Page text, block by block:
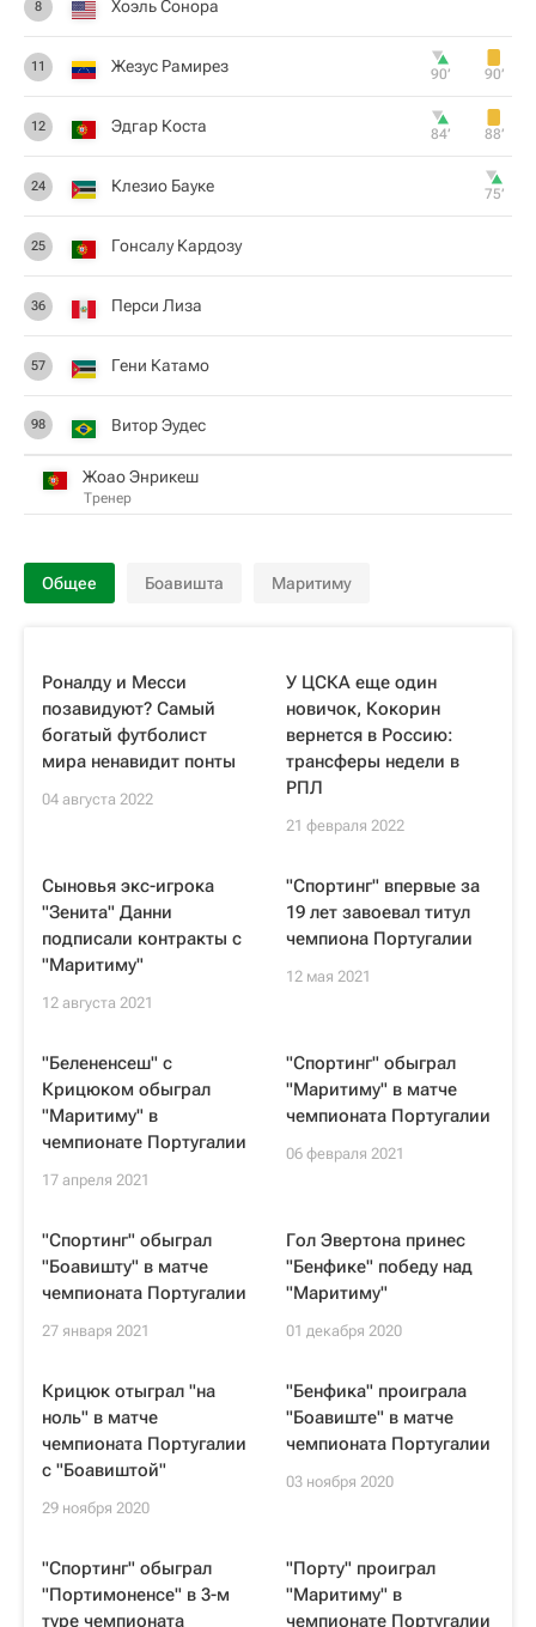
8 Хоэль Сонора
11 Жезус Рамирез 90‎’‎ 90‎’‎
12 Эдгар Коста 84‎’‎ 88‎’‎
24 Клезио Бауке 75‎’‎
25 Гонсалу Кардозу
36 Перси Лиза
57 Гени Катамо
98 Витор Эудес
Жоао Энрикеш
Тренер
Общее Боавишта Маритиму
Роналду и Месси
позавидуют? Самый
богатый футболист
мира ненавидит понты
04 августа 2022
У ЦСКА еще один
новичок, Кокорин
вернется в Россию:
трансферы недели в
РПЛ
21 февраля 2022
Сыновья экс-игрока
"Зенита" Данни
подписали контракты с
"Маритиму"
12 августа 2021
"Спортинг" впервые за
19 лет завоевал титул
чемпиона Португалии
12 мая 2021
"Белененсеш" с
Крицюком обыграл
"Маритиму" в
чемпионате Португалии
17 апреля 2021
"Спортинг" обыграл
"Маритиму" в матче
чемпионата Португалии
06 февраля 2021
"Спортинг" обыграл
"Боавишту" в матче
чемпионата Португалии
27 января 2021
Гол Эвертона принес
"Бенфике" победу над
"Маритиму"
01 декабря 2020
Крицюк отыграл "на
ноль" в матче
чемпионата Португалии
с "Боавиштой"
29 ноября 2020
"Бенфика" проиграла
"Боавиште" в матче
чемпионата Португалии
03 ноября 2020
"Спортинг" обыграл
"Портимоненсе" в 3-м
туре чемпионата
"Порту" проиграл
"Маритиму" в
чемпионате Португалии